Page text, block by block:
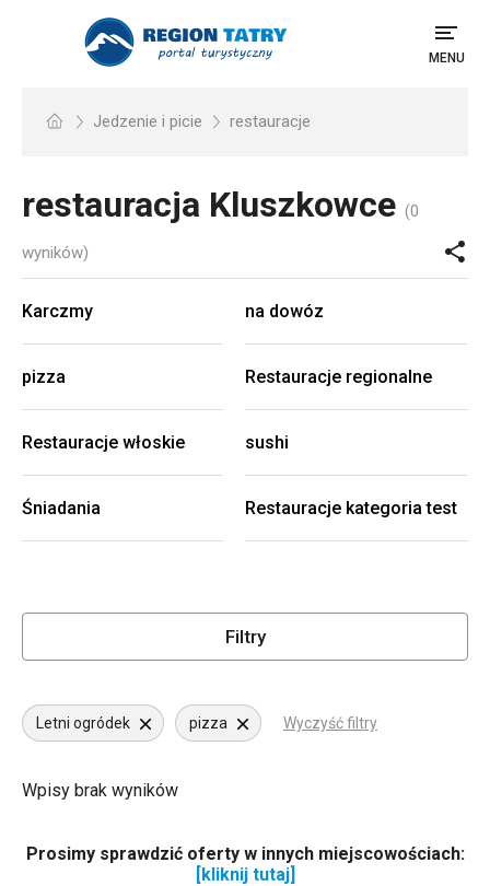
MENU
Jedzenie i picie restauracje
restauracja Kluszkowce (0
wyników)
Karczmy na dowóz
pizza Restauracje regionalne
Restauracje włoskie sushi
Śniadania Restauracje kategoria test
Filtry
Letni ogródek pizza Wyczyść filtry
Wpisy brak wyników
Prosimy sprawdzić oferty w innych miejscowościach:
[kliknij tutaj]